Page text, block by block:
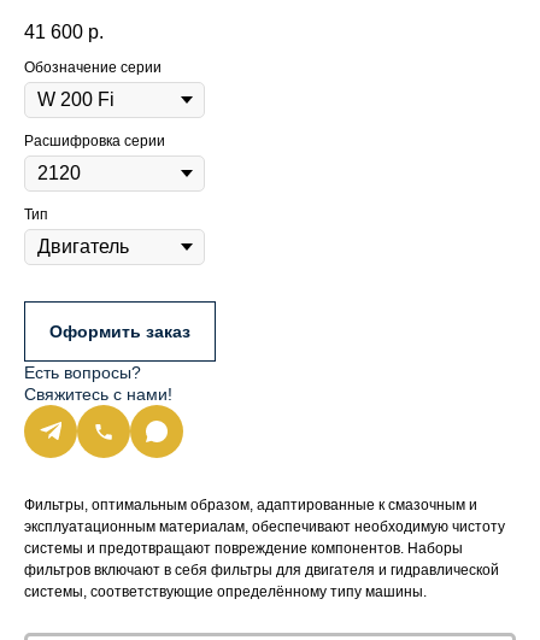
41 600 р.
Обозначение серии
Расшифровка серии
Тип
Оформить заказ
Есть вопросы?
Свяжитесь с нами!
Фильтры, оптимальным образом, адаптированные к смазочным и
эксплуатационным материалам, обеспечивают необходимую чистоту
системы и предотвращают повреждение компонентов. Наборы
фильтров включают в себя фильтры для двигателя и гидравлической
системы, соответствующие определённому типу машины.